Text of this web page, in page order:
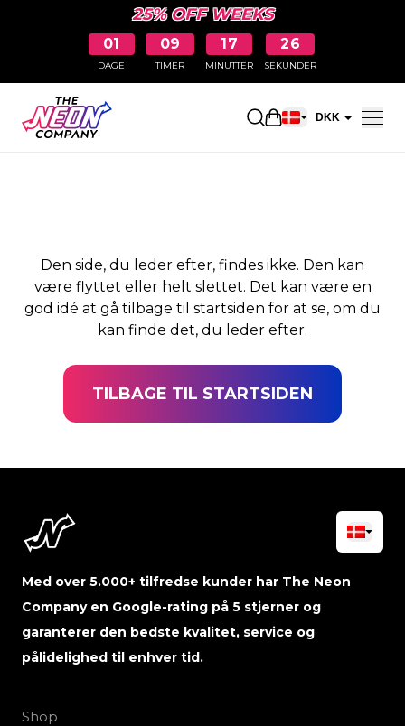
25% OFF WEEKS
01
DAGE
09
TIMER
17
MINUTTER
25
SEKUNDER
Åbn DKK
SIDEN BLEV IKKE
Den side, du leder efter, findes ikke. Den kan
være flyttet eller helt slettet. Det kan være en
god idé at gå tilbage til startsiden for at se, om du
kan finde det, du leder efter.
TILBAGE TIL STARTSIDEN
Med over 5.000+ tilfredse kunder har The Neon
Company en Google-rating på 5 stjerner og
garanterer den bedste kvalitet, service og
pålidelighed til enhver tid.
Shop